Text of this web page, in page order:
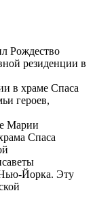
Рождество
резиденции в
в храме Спаса
героев,
Марии
Спаса
Йорка. Эту